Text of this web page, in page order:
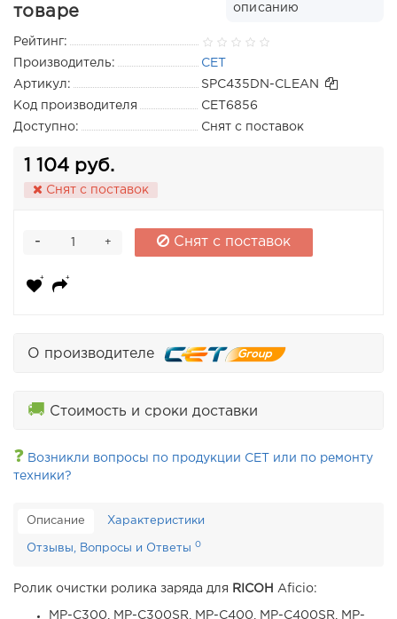
товаре
описанию
Рейтинг:
Производитель:
CET
Артикул:
SPC435DN-CLEAN
Код производителя
CET6856
Доступно:
Снят с поставок
1 104 руб.
Снят с поставок
+
- Снят с поставок
О производителе
🚚 Стоимость и сроки доставки
❓ Возникли вопросы по продукции CET или по ремонту
техники?
Описание Характеристики
Отзывы, Вопросы и Ответы 0
Ролик очистки ролика заряда для RICOH Aficio:
MP-C300, MP-C300SR, MP-C400, MP-C400SR, MP-